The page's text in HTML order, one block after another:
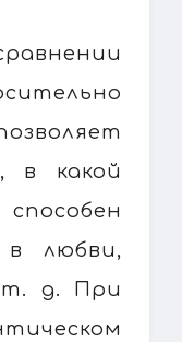
в какой
в любви,
т. д. При